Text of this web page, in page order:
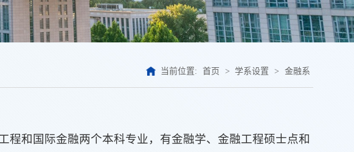
当前位置: 首页 > 学系设置 > 金融系
程和国际金融两个本科专业，有金融学、金融工程硕士点和